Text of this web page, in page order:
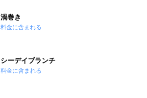
渦巻き
料金に含まれる
シーデイブランチ
料金に含まれる